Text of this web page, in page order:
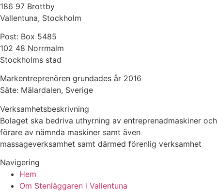
186 97 Brottby
Vallentuna, Stockholm
Post: Box 5485
102 48 Norrmalm
Stockholms stad
Markentreprenören grundades år 2016
Säte: Mälardalen, Sverige
Verksamhetsbeskrivning
Bolaget ska bedriva uthyrning av entreprenadmaskiner och
förare av nämnda maskiner samt även
massageverksamhet samt därmed förenlig verksamhet
Navigering
Hem
Om Stenläggaren i Vallentuna